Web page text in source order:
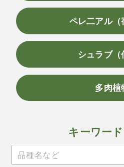
ペレ二アル（
シュラブ（
多肉植
キーワー